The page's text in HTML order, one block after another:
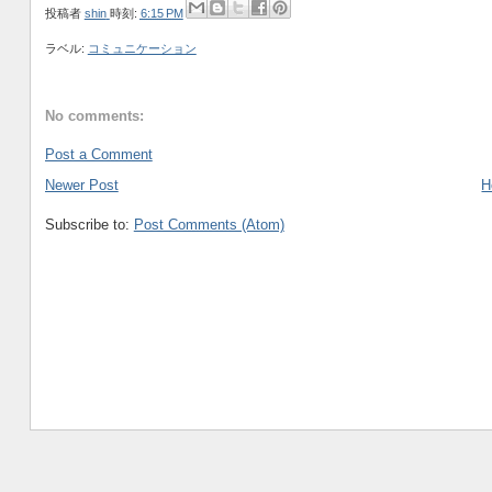
投稿者 shin 時刻: 6:15 PM
ラベル: コミュニケーション
No comments:
Post a Comment
Newer Post
Subscribe to: Post Comments (Atom)